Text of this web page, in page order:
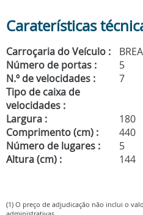
Caraterísticas
Carroçaria do Veículo :
Número de portas :
5
N.º de velocidades :
7
Tipo de caixa de
velocidades :
Largura :
180
Comprimento (cm) :
440
Número de lugares :
5
Altura (cm) :
144
(1) O preço de adjudicação não inclui o